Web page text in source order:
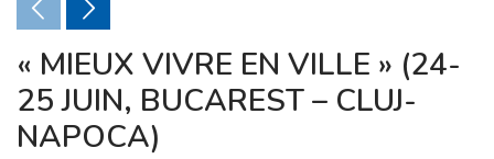
« MIEUX VIVRE EN VILLE » (24-
25 JUIN, BUCAREST – CLUJ-
NAPOCA)